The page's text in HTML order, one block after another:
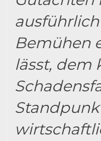
Bemühen
lässt, dem